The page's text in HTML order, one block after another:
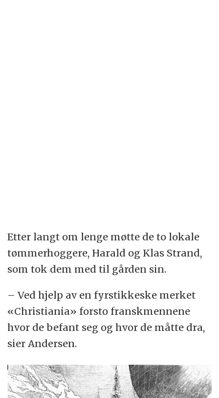
Etter langt om lenge møtte de to lokale
tømmerhoggere, Harald og Klas Strand,
som tok dem med til gården sin.
– Ved hjelp av en fyrstikkeske merket
«Christiania» forsto franskmennene
hvor de befant seg og hvor de måtte dra,
sier Andersen.